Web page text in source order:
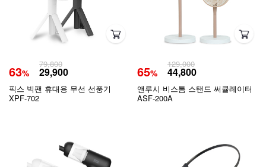
63%
79,800
29,900
픽스 빅팬 휴대용 무선 선풍기
XPF-702
65%
129,000
44,800
앤루시 비스톰 스탠드 써큘레이터
ASF-200A